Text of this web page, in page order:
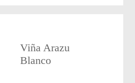
Viña Arazu
Blanco